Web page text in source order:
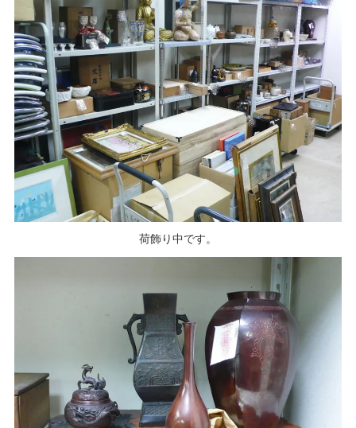
荷飾り中です。